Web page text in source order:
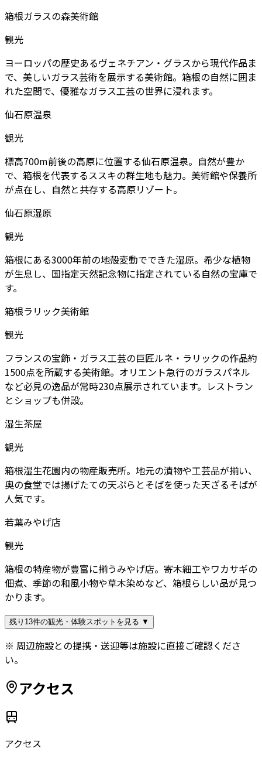
箱根ガラスの森美術館
観光
ヨーロッパの歴史あるヴェネチアン・グラスから現代作品ま
で、美しいガラス芸術を展示する美術館。箱根の自然に囲ま
れた空間で、優雅なガラス工芸の世界に浸れます。
仙石原温泉
観光
標高700m前後の高原に位置する仙石原温泉。自然が豊か
で、箱根を代表するススキの群生地も魅力。美術館や保養所
が点在し、自然と共存する高原リゾート。
仙石原湿原
観光
箱根にある3000年前の地殻変動でできた湿原。希少な植物
が生息し、国指定天然記念物に指定されている自然の宝庫で
す。
箱根ラリック美術館
観光
フランスの宝飾・ガラス工芸の巨匠ルネ・ラリックの作品約
1500点を所蔵する美術館。オリエント急行のガラスパネル
など必見の逸品が常時230点展示されています。レストラン
とショップも併設。
湿生茶屋
観光
箱根湿生花園内の物産販売所。地元の漬物や工芸品が揃い、
奥の食堂では揚げたての天ぷらとそばを使った天ざるそばが
人気です。
若葉みやげ店
観光
箱根の特産物が豊富に揃うみやげ店。寄木細工やワカサギの
佃煮、季節の和風小物や草木染めなど、箱根らしい品が見つ
かります。
残り13件の観光・体験スポットを見る ▼
※ 周辺施設との提携・送迎等は施設に直接ご確認くださ
い。
アクセス
アクセス